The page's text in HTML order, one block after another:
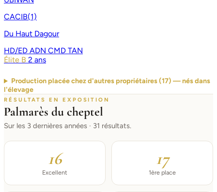
CACIB(1)
Du Haut Dagour
HD/ED ADN CMD TAN
Élite B 2 ans
Production placée chez d'autres propriétaires (17) — nés dans
l'élevage
RÉSULTATS EN EXPOSITION
Palmarès du cheptel
Sur les 3 dernières années · 31 résultats.
16
Excellent
17
1ère place